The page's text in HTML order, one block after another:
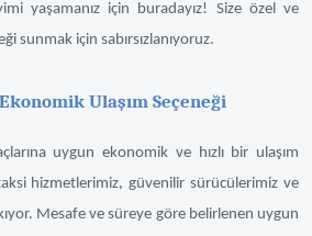
yaşamanız için buradayız! Size özel ve
sunmak için sabırsızlanıyoruz.
Ulaşım Seçeneği
uygun ekonomik ve hızlı bir ulaşım
hizmetlerimiz, güvenilir sürücülerimiz ve
Mesafe ve süreye göre belirlenen uygun